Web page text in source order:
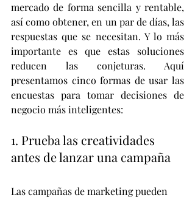
mercado de forma sencilla y rentable,
así como obtener, en un par de días, las
respuestas que se necesitan. Y lo más
importante es que estas soluciones
reducen las conjeturas. Aquí
presentamos cinco formas de usar las
encuestas para tomar decisiones de
negocio más inteligentes:
1. Prueba las creatividades
antes de lanzar una campaña
Las campañas de marketing pueden